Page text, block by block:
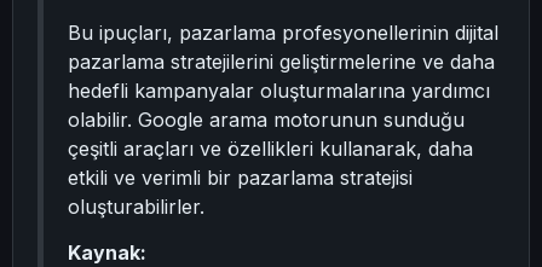
Bu ipuçları, pazarlama profesyonellerinin dijital
pazarlama stratejilerini geliştirmelerine ve daha
hedefli kampanyalar oluşturmalarına yardımcı
olabilir. Google arama motorunun sunduğu
çeşitli araçları ve özellikleri kullanarak, daha
etkili ve verimli bir pazarlama stratejisi
oluşturabilirler.
Kaynak: